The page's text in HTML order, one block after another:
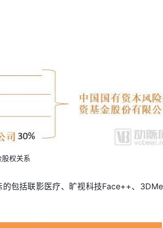
股权关系
包括联影医疗、旷视科技Face++、